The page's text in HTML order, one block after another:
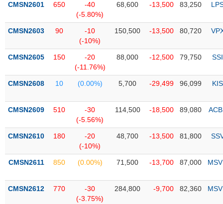
thái
phiếu
mô
thị
Niêm
Niêm
mới
yết
CMSN2601 650
-40
(-5.80%)
68,600 -13,500 83,250
CMSN2603 90
-10
(-10%)
150,500 -13,500 80,720
CMSN2605 150
-20
(-11.76%)
88,000 -12,500 79,750 SSI
CMSN2608 10 (0.00%) 5,700 -29,499 96,099 KIS
CMSN2609 510
-30
(-5.56%)
114,500 -18,500 89,080
CMSN2610 180
-20
(-10%)
48,700 -13,500 81,800
CMSN2611 850 (0.00%) 71,500 -13,700 87,000
CMSN2612 770
-30
(-3.75%)
284,800 -9,700 82,360
NGÀNH
DOANH
NGHIỆP
PHIẾU
PHÁI